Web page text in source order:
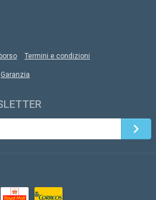
Termini e condizioni
Garanzia